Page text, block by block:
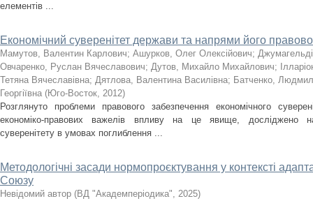
елементів ...
Економічний суверенітет держави та напрями його
Мамутов, Валентин Карлович; Ашурков, Олег Олексійович;
Овчаренко, Руслан Вячеславович; Дутов, Михайло Михайлович;
Тетяна Вячеславівна; Дятлова, Валентина Василівна; Батченко,
Георгіївна (Юго-Восток, 2012)
Розглянуто проблеми правового забезпечення економічного
економіко-правових важелів впливу на це явище, досліджено
суверенітету в умовах поглиблення ...
Методологічні засади нормопроєктування у контексті
Союзу
Невідомий автор (ВД "Академперіодика", 2025)